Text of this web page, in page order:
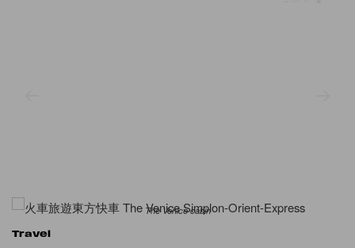
The Venice cabin
Travel